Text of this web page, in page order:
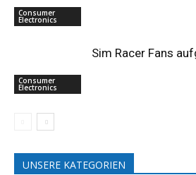
Consumer
Electronics
Consumer
Electronics
Sim Racer Fans
UNSERE KATEGORIEN